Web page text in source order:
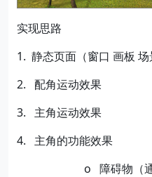
实现思路
1. 静态页面（窗口 画板 场
2. 配角运动效果
3. 主角运动效果
4. 主角的功能效果
o 障碍物（